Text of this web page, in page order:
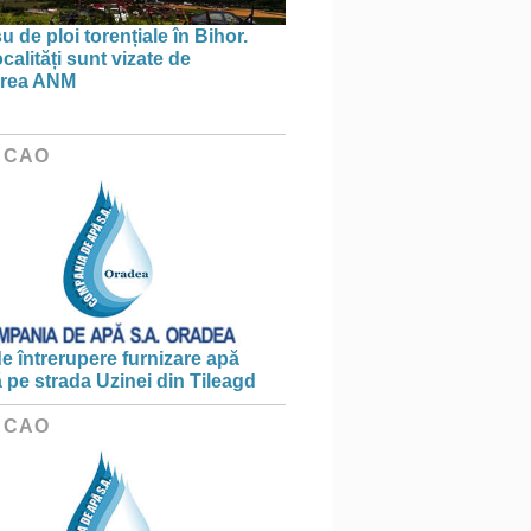
de ploi torențiale în Bihor.
sunt vizate de
ANM
CAO
întrerupere furnizare apă
pe strada Uzinei din Tileagd
CAO